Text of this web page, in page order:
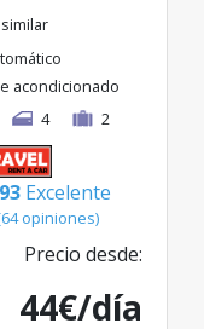
acondicionado
4 2
Excelente
opiniones)
Precio desde:
44€/día